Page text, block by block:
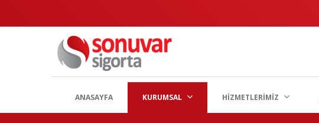
ANASAYFA KURUMSAL HİZMETLERİMİZ